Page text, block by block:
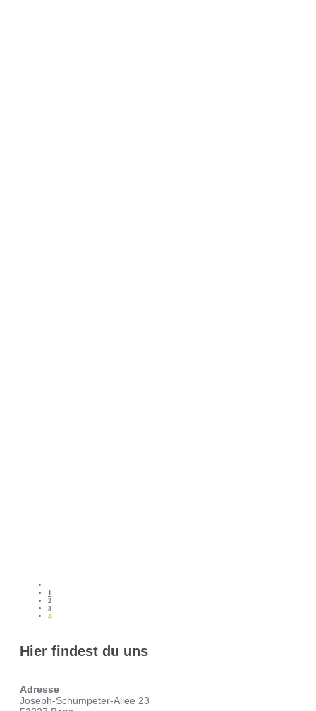
1
2
3
4
Hier findest du uns
Adresse
Joseph-Schumpeter-Allee 23